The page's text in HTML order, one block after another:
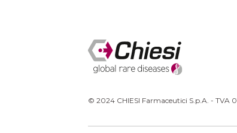
© 2024 CHIESI Farmaceutici S.p.A. - TVA